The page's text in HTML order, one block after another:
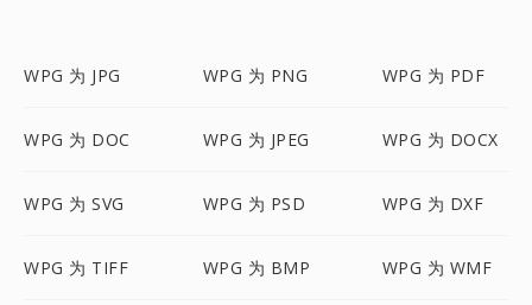
WPG 为 JPG WPG 为 PNG WPG 为 PDF
WPG 为 DOC WPG 为 JPEG WPG 为 DOCX
WPG 为 SVG WPG 为 PSD WPG 为 DXF
WPG 为 TIFF WPG 为 BMP WPG 为 WMF